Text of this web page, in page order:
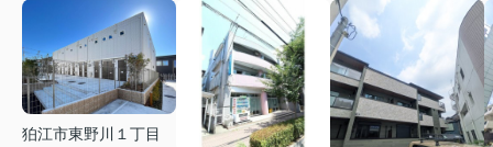
狛江市東野川１丁目